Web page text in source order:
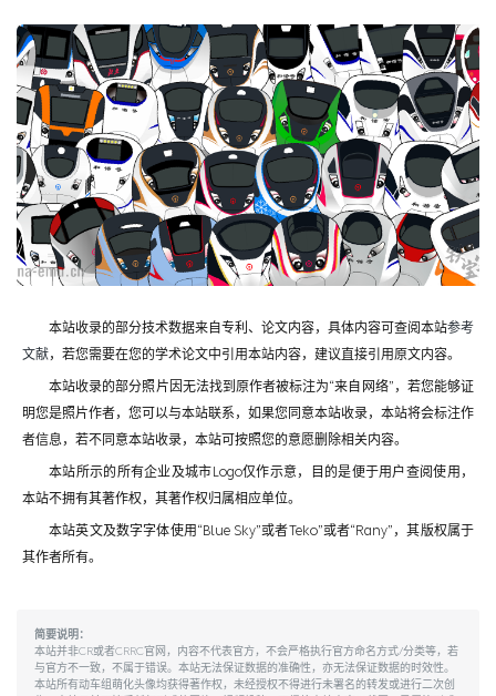
本站收录的部分技术数据来自专利、论文内容，具体内容可查阅本站参考
文献，若您需要在您的学术论文中引用本站内容，建议直接引用原文内容。
本站收录的部分照片因无法找到原作者被标注为“来自网络”，若您能够证
明您是照片作者，您可以与本站联系，如果您同意本站收录，本站将会标注作
者信息，若不同意本站收录，本站可按照您的意愿删除相关内容。
本站所示的所有企业及城市Logo仅作示意，目的是便于用户查阅使用，
本站不拥有其著作权，其著作权归属相应单位。
本站英文及数字字体使用“Blue Sky”或者Teko”或者“Rany”，其版权属于
其作者所有。
简要说明：
本站并非CR或者CRRC官网，内容不代表官方，不会严格执行官方命名方式/分类等，若
与官方不一致，不属于错误。本站无法保证数据的准确性，亦无法保证数据的时效性。
本站所有动车组萌化头像均获得著作权，未经授权不得进行未署名的转发或进行二次创